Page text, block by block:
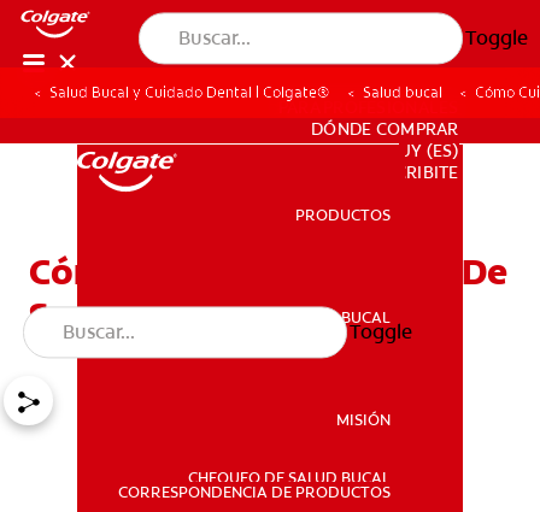
Toggle
SALUD BUCAL
PARA PROFESIONALES
DÓNDE COMPRAR
UY (ES)
SUSCRIBITE
PRODUCTOS
SALUD BUCAL
MISIÓN
CHEQUEO DE SALUD BUCAL
CORRESPONDENCIA DE PRODUCTOS
Toggle
Salud Bucal y Cuidado Dental | Colgate® Salud bucal Cómo
Cómo Cuidar Los Dientes De
Sus Hijos